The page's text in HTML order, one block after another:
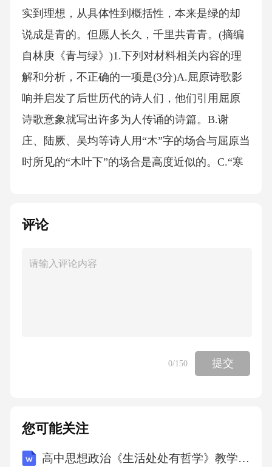
实到理想，从具体性到概括性，本来是绿的却
说成是青的。但愿人长久，千里共青青。(摘编
自林庚《青与绿》)1.下列对材料相关内容的理
解和分析，不正确的一项是(3分)A.屈原诗歌影
响并启发了后世历代的诗人们，他们引用屈原
诗歌意象就写出许多为人传诵的诗篇。B.谢
庄、陆厥、吴均等诗人用“木”字的场合与屈原当
时所见的“木叶下”的场合是高度近似的。C.“寒
树，“枯桑知天风”中的形象与“柔条纷冉冉，落
材料的相关分析，正确的一项是(3分)A.诗歌形
象，屈原的“木叶”折射湘夫人性格，司空曙的
“雨中黄叶树”反映诗人飘零的处境。C.春天的世
一种理想。D.绿与青原是相近的绿色，但由于
诗人所见所感有细微差异，敏感而有修养的诗
评论
0/150 提交
您可能关注
高中思想政治《生活处处有哲学》教学实践